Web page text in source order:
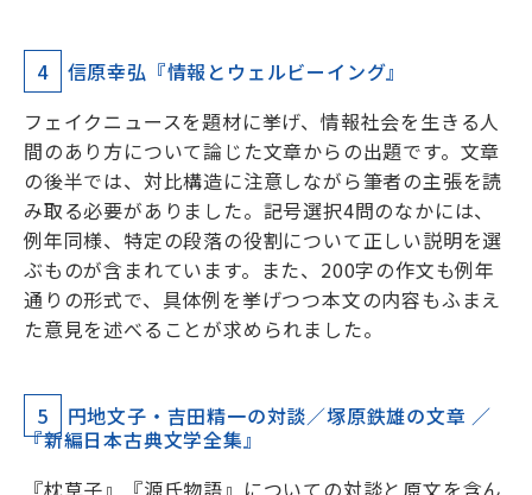
4
信原幸弘『情報とウェルビーイング』
フェイクニュースを題材に挙げ、情報社会を生きる人
間のあり方について論じた文章からの出題です。文章
の後半では、対比構造に注意しながら筆者の主張を読
み取る必要がありました。記号選択4問のなかには、
例年同様、特定の段落の役割について正しい説明を選
ぶものが含まれています。また、200字の作文も例年
通りの形式で、具体例を挙げつつ本文の内容もふまえ
た意見を述べることが求められました。
5
円地文子・吉田精一の対談／塚原鉄雄の文章 ／
『新編日本古典文学全集』
『枕草子』『源氏物語』についての対談と原文を含ん